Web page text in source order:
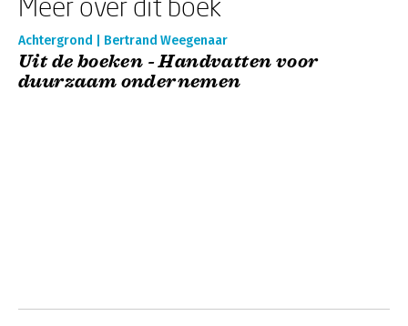
Achtergrond | Bertrand Weegenaar
Uit de boeken - Handvatten voor
duurzaam ondernemen